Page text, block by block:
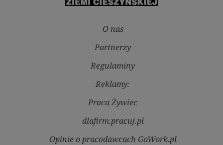
O nas
Partnerzy
Regulaminy
Reklamy:
Praca Żywiec
dlafirm.pracuj.pl
Opinie o pracodawcach GoWork.pl